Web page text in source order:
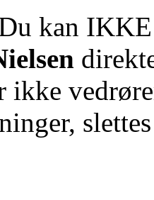
kan IKKE
ikke